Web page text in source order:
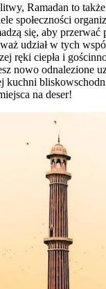
Ramadan to
społeczności
się, aby przerwać
udział w tych
ręki ciepła i
nowo odnalezione
kuchni
na deser!